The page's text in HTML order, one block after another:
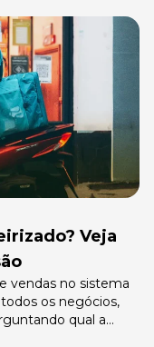
Veja
vendas no sistema
os negócios,
qual a
Claro que não